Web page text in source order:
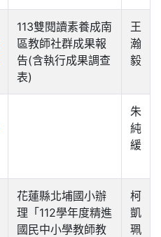
113雙閱讀素養成南
區教師社群成果報
告(含執行成果調查
表)
王
瀚
毅
朱
純
緩
花蓮縣北埔國小辦
理「112學年度精進
國民中小學教師教
柯
凱
珮